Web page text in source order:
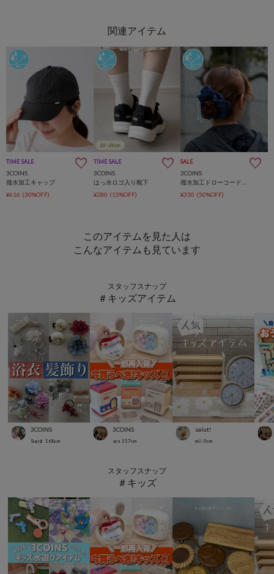
TIME SALE
3COINS
撥水加工キャップ
¥616 (30%OFF)
TIME SALE
3COINS
はっ水ロゴ入り靴下
¥280 (15%OFF)
SALE
3COINS
¥330 (50%OFF)
このアイテムを見た人は
こんなアイテムも見ています
スタッフスナップ
＃キッズアイテム
3COINS
Suu☺︎ 168cm
3COINS
aya 157cm
salut!
mii 0cm
スタッフスナップ
＃キッズ